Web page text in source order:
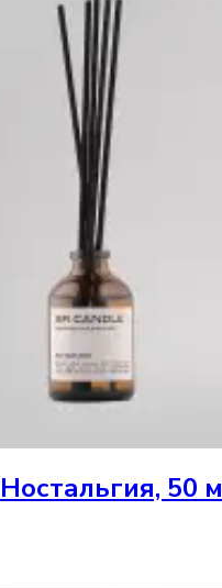
Ностальгия, 50